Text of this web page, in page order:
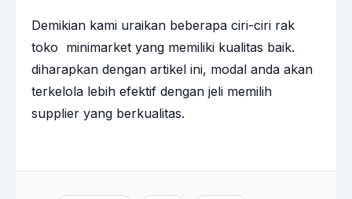
Demikian kami uraikan beberapa ciri-ciri rak
toko minimarket yang memiliki kualitas baik.
diharapkan dengan artikel ini, modal anda akan
terkelola lebih efektif dengan jeli memilih
supplier yang berkualitas.